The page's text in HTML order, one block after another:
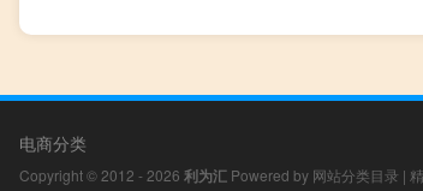
电商分类
Copyright © 2012 - 2026 利为汇 Powered by 网站分类目录 |